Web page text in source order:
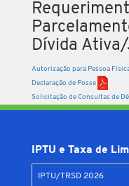
Dívida
Autorização para Pessoa
Declaração de Posse
Solicitação de Consultas de
IPTU e Taxa de
IPTU/TRSD 2026